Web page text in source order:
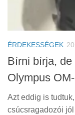
Tudástár
Érdekességek
Helyszíni Riport
E-BB
ÉRDEKESSÉGEK
Bírni bírja,
Olympus
Azt eddig is
csúcsragadozói